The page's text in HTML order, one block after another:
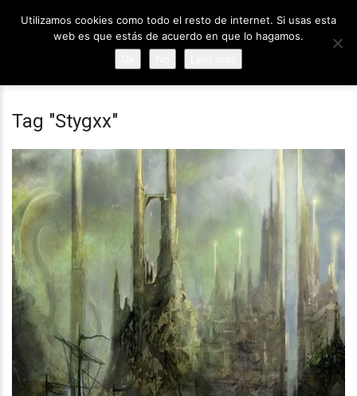
Tag "Stygxx"
Utilizamos cookies como todo el resto de internet. Si usas esta
web es que estás de acuerdo en que lo hagamos.